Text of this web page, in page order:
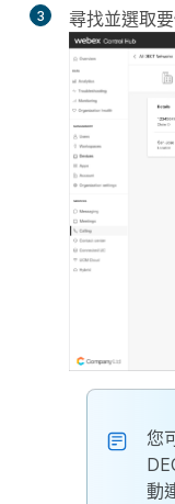
3 尋找並選取
您
動